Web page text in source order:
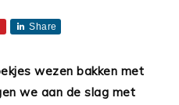
Share
wezen bakken met
we aan de slag met